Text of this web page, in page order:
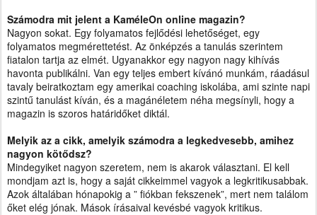
Számodra mit jelent a KaméleOn online magazin?
Nagyon sokat. Egy folyamatos fejlődési lehetőséget, egy
folyamatos megmérettetést. Az önképzés a tanulás szerintem
fiatalon tartja az elmét. Ugyanakkor egy nagyon nagy kihívás
havonta publikálni. Van egy teljes embert kívánó munkám, ráadásul
tavaly beiratkoztam egy amerikai coaching iskolába, ami szinte napi
szintű tanulást kíván, és a magánéletem néha megsínyli, hogy a
magazin is szoros határidőket diktál.
Melyik az a cikk, amelyik számodra a legkedvesebb, amihez
nagyon kötődsz?
Mindegyiket nagyon szeretem, nem is akarok választani. El kell
mondjam azt is, hogy a saját cikkeimmel vagyok a legkritikusabbak.
Azok általában hónapokig a ” fiókban fekszenek”, mert nem találom
őket elég jónak. Mások írásaival kevésbé vagyok kritikus.